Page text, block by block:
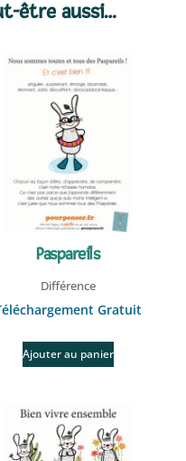
être aussi…
Paspareils
Différence
Gratuit
Ajouter au panier